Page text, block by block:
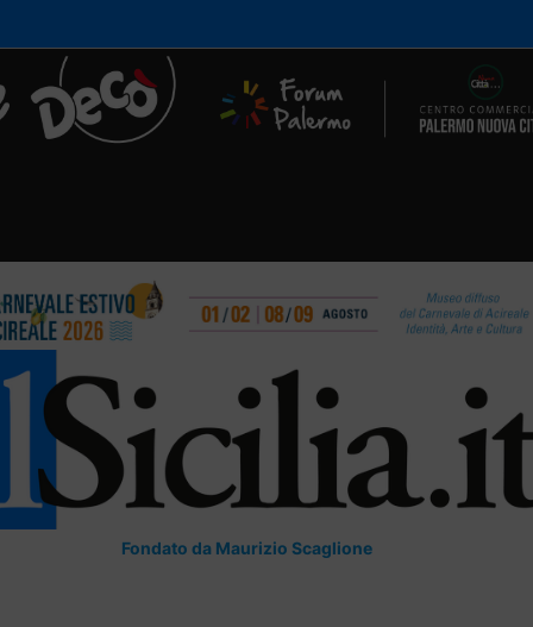
Fondato da Maurizio Scaglione